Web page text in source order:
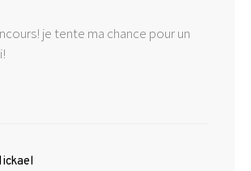
je tente ma chance pour un